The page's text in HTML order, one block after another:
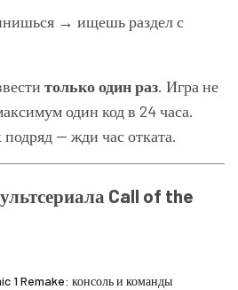
→ ищешь раздел с
только один раз. Игра не
один код в 24 часа.
— жди час отката.
Call of the
1 Remake: консоль и команды